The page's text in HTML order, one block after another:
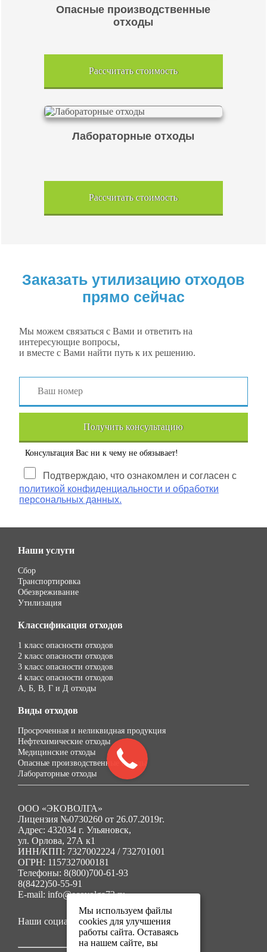
Опасные производственные
отходы
Рассчитать стоимость
Лабораторные отходы
Рассчитать стоимость
Заказать утилизацию отходов
прямо сейчас
Мы можем связаться с Вами и ответить на
интересующие вопросы,
и вместе с Вами найти путь к их решению.
Получить консультацию
Консультация Вас ни к чему не обязывает!
Подтверждаю, что ознакомлен и согласен с
политикой конфиденциальности и обработки
персональных данных.
Наши услуги
Сбор
Транспортировка
Обезвреживание
Утилизация
Классификация отходов
1 класс опасности отходов
2 класс опасности отходов
3 класс опасности отходов
4 класс опасности отходов
А, Б, В, Г и Д отходы
Виды отходов
Просроченная и неликвидная продукция
Нефтехимические отходы
Медицинские отходы
Опасные производственные отходы
Лабораторные отходы
ООО «ЭКОВОЛГА»
Лицензия №0730260 от 26.07.2019г.
Адрес: 432034 г. Ульяновск,
ул. Орлова, 27А к1
ИНН/КПП: 7327002224 / 732701001
ОГРН: 1157327000181
Телефоны: 8(800)700-61-93
8(8422)50-55-91
E-mail: info@ecovolga73.ru
Наши социальные сети:
Мы используем файлы
cookies для улучшения
работы сайта. Оставаясь
на нашем сайте, вы